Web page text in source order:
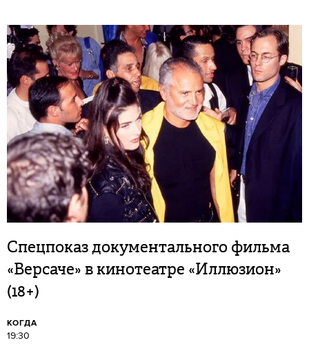
Спецпоказ документального фильма
«Версаче» в кинотеатре «Иллюзион»
(18+)
КОГДА
19:30